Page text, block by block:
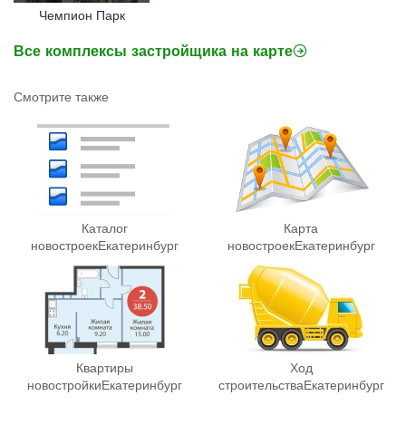
Чемпион Парк
Все комплексы застройщика на карте
Смотрите также
Каталог
новостроекЕкатеринбург
Карта
новостроекЕкатеринбург
Квартиры
новостройкиЕкатеринбург
Ход
строительстваЕкатеринбург